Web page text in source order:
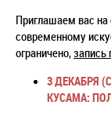
Приглашаем вас
современному
ограничено,запись
3 ДЕКАБРЯ
КУСАМА: